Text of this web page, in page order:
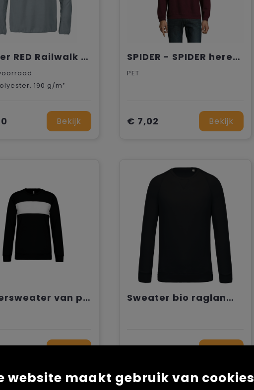
Printer RED Railwalk Fleece Jacket Men
190 g/m²
Bekijk
SPIDER - SPIDER heren sweater260g
PET
€ 7,02 Bekijk
Kindersweater van polyester Sweater bio raglanmouwen kids
€ 7,86
website maakt gebruik van cookies